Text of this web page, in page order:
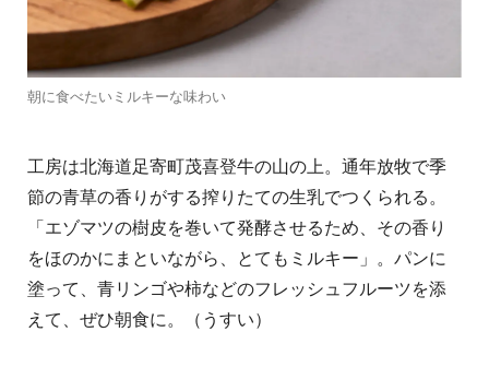
朝に食べたいミルキーな味わい
工房は北海道足寄町茂喜登牛の山の上。通年放牧で季
節の青草の香りがする搾りたての生乳でつくられる。
「エゾマツの樹皮を巻いて発酵させるため、その香り
をほのかにまといながら、とてもミルキー」。パンに
塗って、青リンゴや柿などのフレッシュフルーツを添
えて、ぜひ朝食に。（うすい）